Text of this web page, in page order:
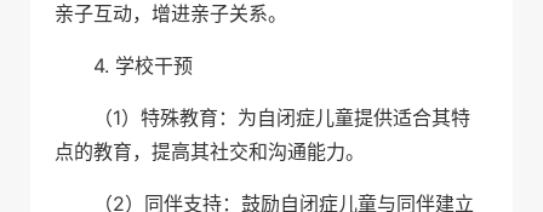
亲子互动，增进亲子关系。
4. 学校干预
（1）特殊教育：为自闭症儿童提供适合其特
点的教育，提高其社交和沟通能力。
（2）同伴支持：鼓励自闭症儿童与同伴建立